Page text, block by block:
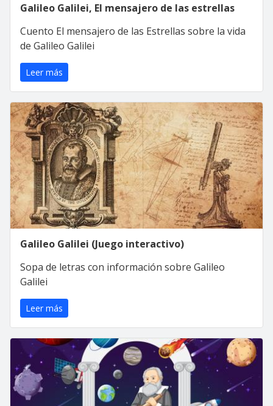
Galileo Galilei, El mensajero de las estrellas
Cuento El mensajero de las Estrellas sobre la vida
de Galileo Galilei
Leer más
Galileo Galilei (Juego interactivo)
Sopa de letras con información sobre Galileo
Galilei
Leer más